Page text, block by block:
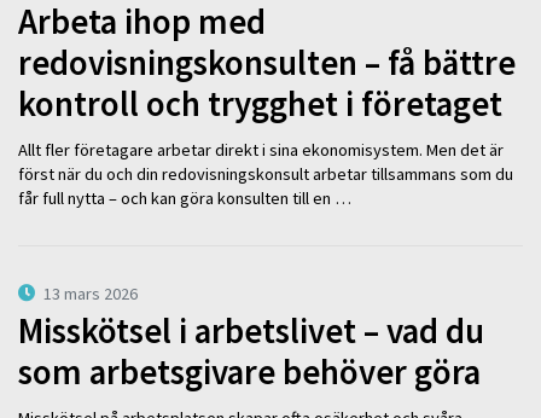
Arbeta ihop med
redovisningskonsulten – få bättre
kontroll och trygghet i företaget
Allt fler företagare arbetar direkt i sina ekonomisystem. Men det är
först när du och din redovisningskonsult arbetar tillsammans som du
får full nytta – och kan göra konsulten till en …
13 mars 2026
Misskötsel i arbetslivet – vad du
som arbetsgivare behöver göra